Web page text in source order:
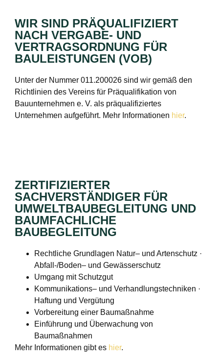
WIR SIND PRÄQUALIFIZIERT
NACH VERGABE- UND
VERTRAGSORDNUNG FÜR
BAULEISTUNGEN (VOB)
Unter der Nummer 011.200026 sind wir gemäß den
Richtlinien des Vereins für Präqualifikation von
Bauunternehmen e. V. als präqualifiziertes
Unternehmen aufgeführt. Mehr Informationen hier.
ZERTIFIZIERTER
SACHVERSTÄNDIGER FÜR
UMWELTBAUBEGLEITUNG UND
BAUMFACHLICHE
BAUBEGLEITUNG
Rechtliche Grundlagen Natur– und Artenschutz ·
Abfall-/Boden– und Gewässerschutz
Umgang mit Schutzgut
Kommunikations– und Verhandlungstechniken ·
Haftung und Vergütung
Vorbereitung einer Baumaßnahme
Einführung und Überwachung von
Baumaßnahmen
Mehr Informationen gibt es hier.